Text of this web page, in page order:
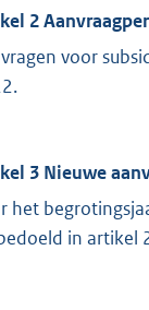
2
voor
3 Nieuwe
het
in artikel